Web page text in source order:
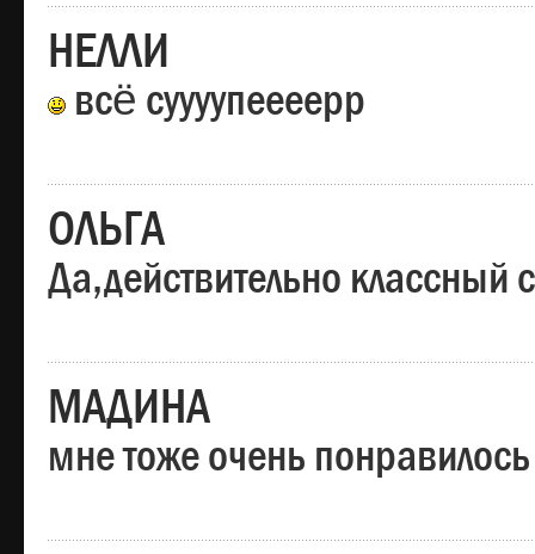
НЕЛЛИ
всё суууупеееерр
ОЛЬГА
Да,действительно классный
МАДИНА
мне тоже очень